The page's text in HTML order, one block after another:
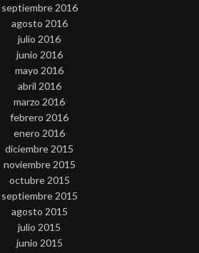
septiembre 2016
agosto 2016
julio 2016
junio 2016
mayo 2016
abril 2016
marzo 2016
febrero 2016
enero 2016
diciembre 2015
noviembre 2015
octubre 2015
septiembre 2015
agosto 2015
julio 2015
junio 2015